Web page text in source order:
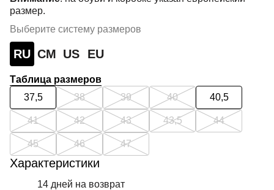
размер.
Выберите систему размеров
RU СМ US EU
Таблица размеров
37,5
38 39 40 40,5
41 42 43 43,5 44
45 46 47
Характеристики
14 дней на возврат